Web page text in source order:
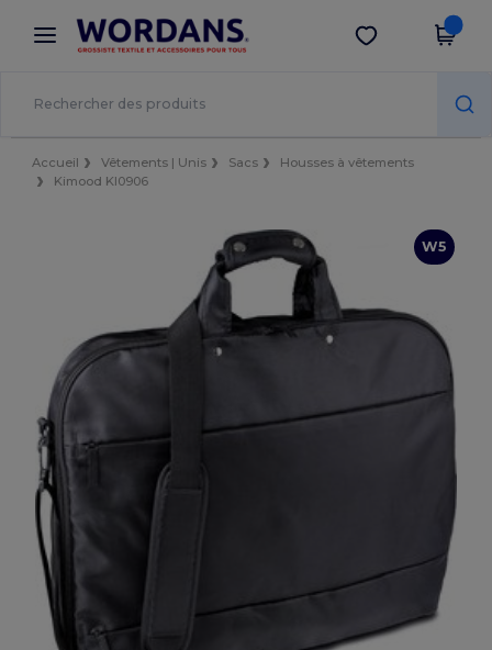
× Appli Wordans
Meilleurs prix sur l’app !
Obtenir l'appli
Accueil Vêtements | Unis Sacs
Housses à vêtements
Kimood KI0906
W5